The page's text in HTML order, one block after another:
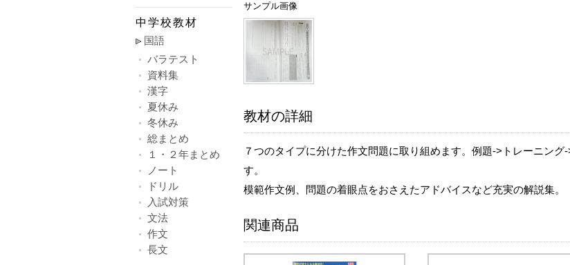
サンプル画像
教材の詳細
７つのタイプに分けた作文問題に取り組めます。例題->トレーニン
す。
模範作文例、問題の着眼点をおさえたアドバイスなど充実の解説集。
関連商品
中学校教材
国語
バラテスト
資料集
漢字
夏休み
冬休み
総まとめ
１・２年まとめ
ノート
ドリル
入試対策
文法
作文
長文